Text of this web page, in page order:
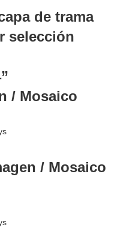
de trama
selección
/ Mosaico
/ Mosaico